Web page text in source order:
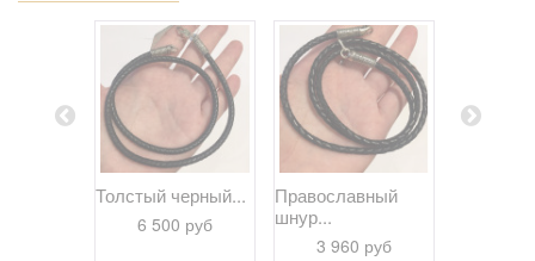
Толстый черный...
6 500 руб
Православный
шнур...
3 960 руб